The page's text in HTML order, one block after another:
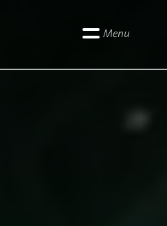
Menu